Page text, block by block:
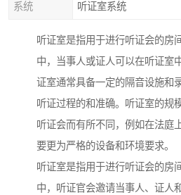
系统 听证室系统
听证室是指用于进行听证会的房
中，当事人或证人可以在听证室
证室通常具备一定的隔音设施和
听证过程的和准确。听证室的规
听证会而有所不同，例如在法庭
要更为严格的设备和环境要求。
听证室是指用于进行听证会的房
中，听证官会邀请当事人、证人